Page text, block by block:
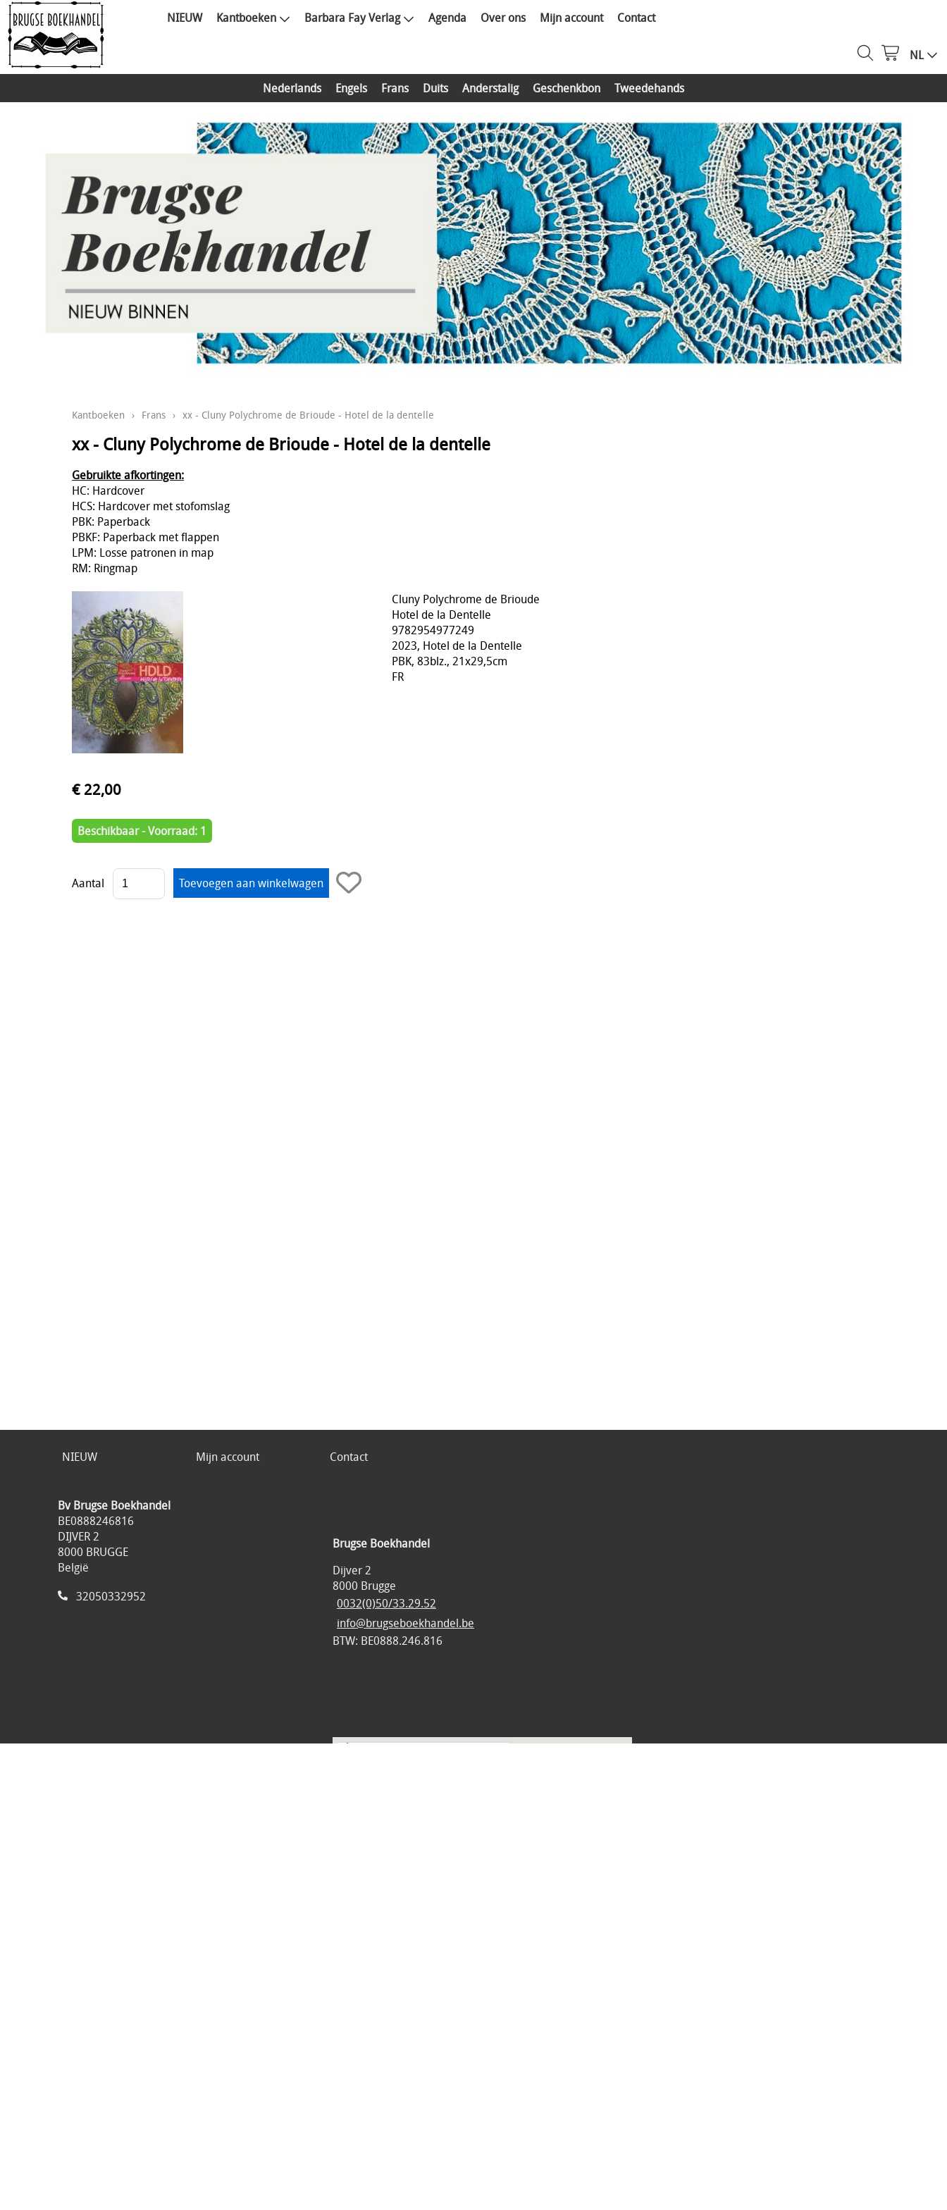
NIEUW Kantboeken Barbara Fay Verlag Agenda Over ons Mijn account Contact
NL
Nederlands Engels Frans Duits Anderstalig Geschenkbon Tweedehands
Kantboeken › Frans › xx - Cluny Polychrome de Brioude - Hotel de la dentelle
xx - Cluny Polychrome de Brioude - Hotel de la dentelle
Gebruikte afkortingen:
HC: Hardcover
HCS: Hardcover met stofomslag
PBK: Paperback
PBKF: Paperback met flappen
LPM: Losse patronen in map
RM: Ringmap
Cluny Polychrome de Brioude
Hotel de la Dentelle
9782954977249
2023, Hotel de la Dentelle
PBK, 83blz., 21x29,5cm
FR
€ 22,00
Beschikbaar - Voorraad: 1
Aantal
NIEUW Mijn account Contact
Bv Brugse Boekhandel
BE0888246816
DIJVER 2
8000 BRUGGE
België
32050332952
Brugse Boekhandel
Dijver 2
8000 Brugge
0032(0)50/33.29.52
info@brugseboekhandel.be
BTW: BE0888.246.816